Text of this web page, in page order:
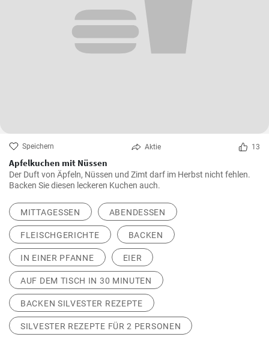
Speichern Aktie 13
Apfelkuchen mit Nüssen
Der Duft von Äpfeln, Nüssen und Zimt darf im Herbst nicht fehlen.
Backen Sie diesen leckeren Kuchen auch.
MITTAGESSEN ABENDESSEN
FLEISCHGERICHTE BACKEN
IN EINER PFANNE EIER
AUF DEM TISCH IN 30 MINUTEN
BACKEN SILVESTER REZEPTE
SILVESTER REZEPTE FÜR 2 PERSONEN